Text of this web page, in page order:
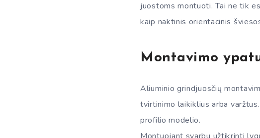
juostoms montuoti. Tai ne tik
kaip naktinis orientacinis
Montavimo
Aliuminio grindjuosčių
tvirtinimo laikiklius arba
profilio modelio.